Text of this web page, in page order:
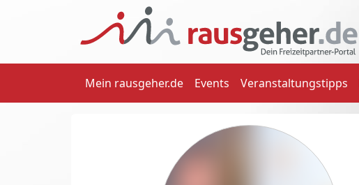
Mein rausgeher.de Events Veranstaltungstipps